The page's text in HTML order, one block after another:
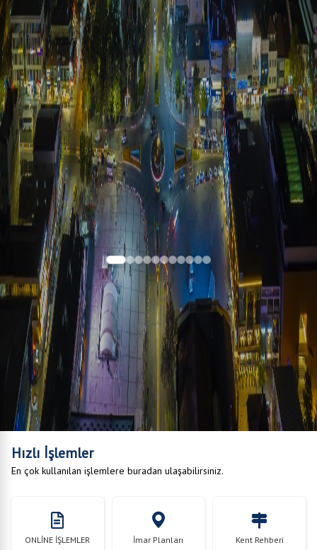
Hızlı İşlemler
En çok kullanılan işlemlere buradan ulaşabilirsiniz.
ONLİNE İŞLEMLER İmar Planları Kent Rehberi